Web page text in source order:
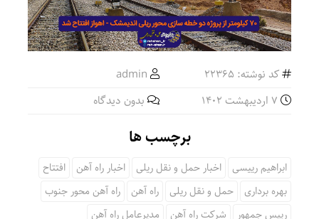
کد نوشته: 22365
admin
بدون دیدگاه
برچسب ها
ابراهیم رییسی اخبار حمل و نقل ریلی اخبار راه آهن
افتتاح
بهره برداری
حمل و نقل ریلی راه آهن
راه آهن محور جنوب
رییس جمهور
شرکت راه آهن
مدیرعامل راه آهن